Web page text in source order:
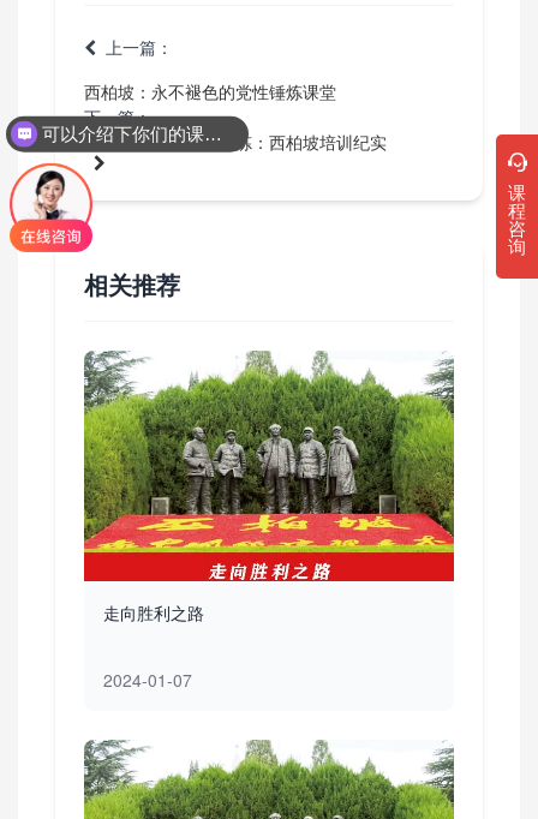
上一篇：
西柏坡：永不褪色的党性锤炼课堂
下一篇：
红色土地上的党性锤炼：西柏坡培训纪实
相关推荐
走向胜利之路
2024-01-07
课
程
咨
询
可以介绍下你们的课程吗？